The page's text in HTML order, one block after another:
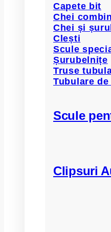
Capete bit
Chei
Chei și
Clești
Scule
Șurubelnițe
Truse
Tubulare
Scule
Clipsuri